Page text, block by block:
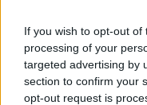
If you wish to opt-out
processing of your
targeted advertising by
section to confirm your
opt-out request is